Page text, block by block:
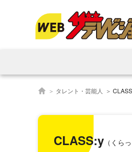
タレント・芸能人
CLASS:y （くら